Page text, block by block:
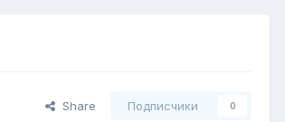
Share Подписчики 0